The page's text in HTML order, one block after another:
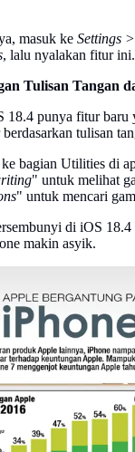
masuk ke Settings
, lalu nyalakan fitur ini.
Tulisan Tangan
18.4 punya fitur baru
tulisan
bagian Utilities di
" untuk melihat
" untuk mencari
di iOS
makin asyik.